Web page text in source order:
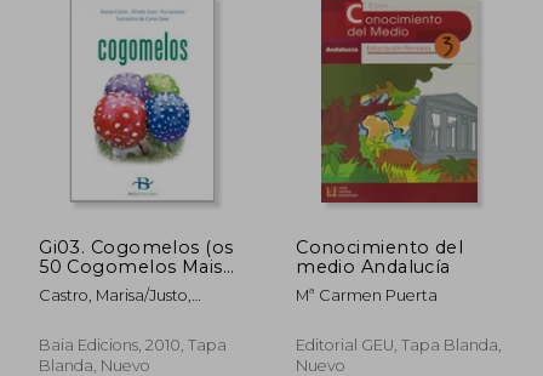
dcto. $ 8.816 dcto.
Gi03. Cogomelos (os
50 Cogomelos Mais
Comuns) (en Gallego)
Castro, Marisa/Justo,
Purificaci&Oacute;N
Baia Edicions, 2010, Tapa
Blanda, Nuevo
Conocimiento del
medio Andalucía
Mª Carmen Puerta
Editorial GEU, Tapa Blanda,
Nuevo